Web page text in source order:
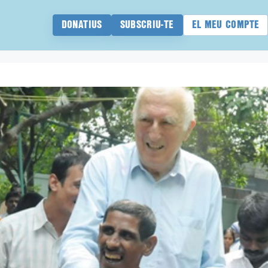
DONATIUS SUBSCRIU-TE EL MEU COMPTE